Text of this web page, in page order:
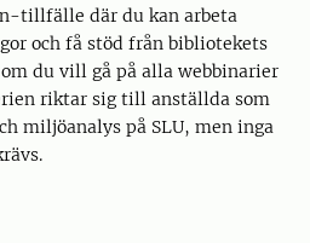
tillfälle där du kan arbeta
och få stöd från bibliotekets
du vill gå på alla webbinarier
riktar sig till anställda som
miljöanalys på SLU, men inga